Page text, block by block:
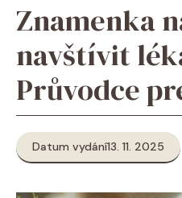
Znamenka
navštívit
Průvodce
Datum vydání13. 11. 2025